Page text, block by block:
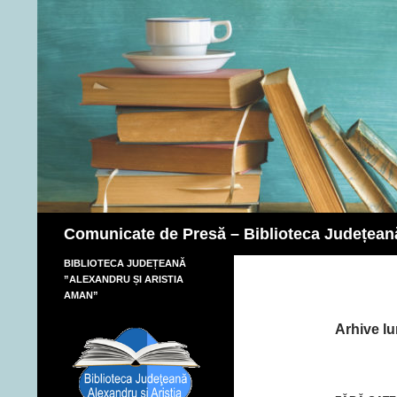
Comunicate de Presă – Biblioteca
Arhive
BIBLIOTECA JUDEȚEANĂ
”ALEXANDRU ȘI ARISTIA
AMAN”